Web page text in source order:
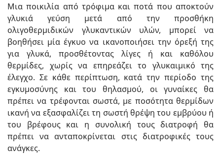
Μια ποικιλία από τρόφιμα και ποτά που αποκτούν
γλυκιά γεύση μετά από την προσθήκη
ολιγοθερμιδικών γλυκαντικών υλών, μπορεί να
βοηθήσει μία έγκυο να ικανοποιήσει την όρεξή της
για γλυκά, προσθέτοντας λίγες ή και καθόλου
θερμίδες, χωρίς να επηρεάζει το γλυκαιμικό της
έλεγχο. Σε κάθε περίπτωση, κατά την περίοδο της
εγκυμοσύνης και του θηλασμού, οι γυναίκες θα
πρέπει να τρέφονται σωστά, με ποσότητα θερμίδων
ικανή να εξασφαλίζει τη σωστή θρέψη του εμβρύου ή
του βρέφους και η συνολική τους διατροφή θα
πρέπει να ανταποκρίνε­ται στις διατροφικές τους
ανάγκες.